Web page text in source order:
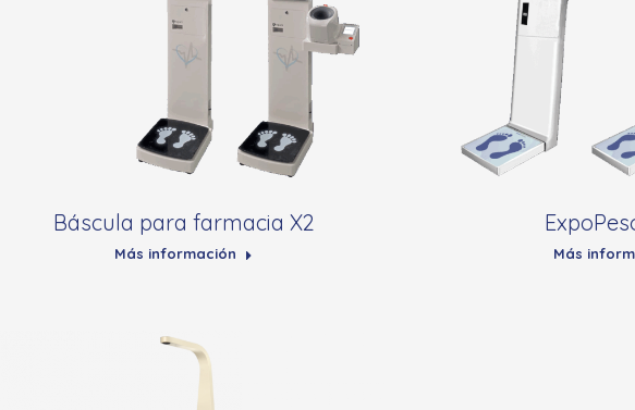
Báscula para farmacia X2
Más información Más